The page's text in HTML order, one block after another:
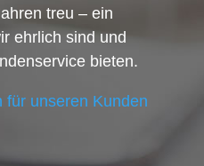
treu – ein
ehrlich sind und
bieten.
für unseren Kunden